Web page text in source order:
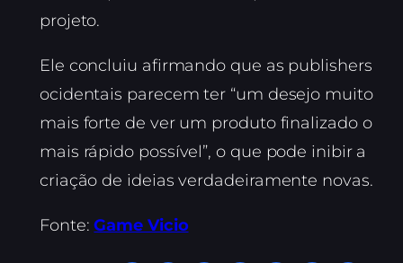
projeto.
Ele concluiu afirmando que as publishers
ocidentais parecem ter “um desejo muito
mais forte de ver um produto finalizado o
mais rápido possível”, o que pode inibir a
criação de ideias verdadeiramente novas.
Fonte:Game Vicio